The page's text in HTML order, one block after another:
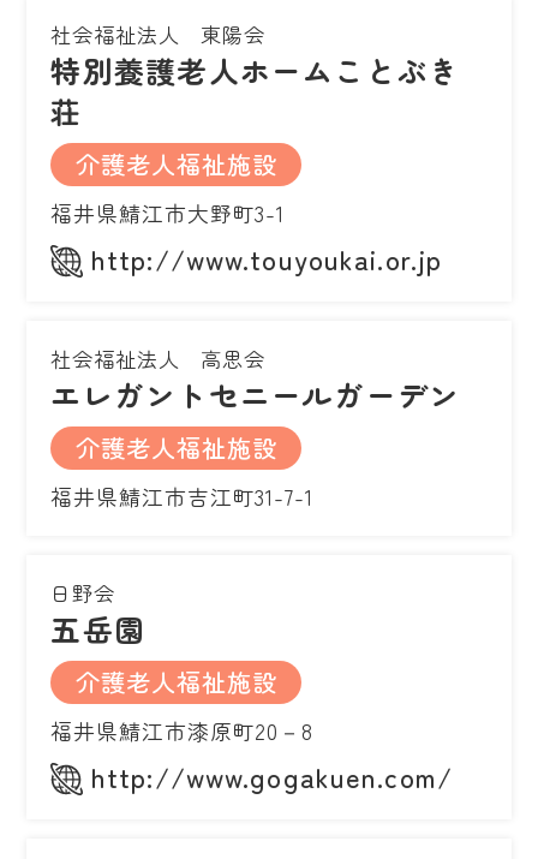
社会福祉法人 東陽会
特別養護老人ホームことぶき
荘
介護老人福祉施設
福井県鯖江市大野町3-1
http://www.touyoukai.or.jp
社会福祉法人 高思会
エレガントセニールガーデン
介護老人福祉施設
福井県鯖江市吉江町31-7-1
日野会
五岳園
介護老人福祉施設
福井県鯖江市漆原町20－8
http://www.gogakuen.com/